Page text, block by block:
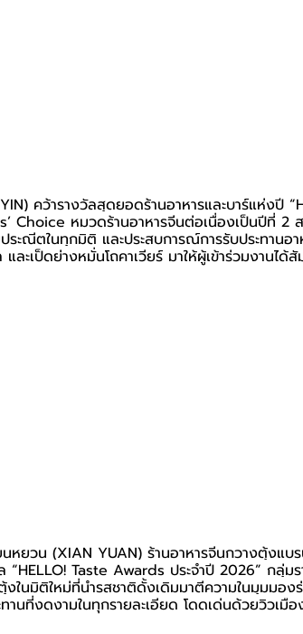
คว้ารางวัลสุดยอดร้านอาหารและบาร์แห่งปี
Choice หมวดร้านอาหารจีนต่อเนื่องเป็นปีที่ 2
ระณีตในทุกมิติ และประสบการณ์การรับประทาน
ละเป็ดย่างหมั่นโถคาเวียร์ มาให้ผู้เข้าร่วมงานไ
หยวน (XIAN YUAN) ร้านอาหารจีนกวางตุ้งแบ
“HELLO! Taste Awards ประจำปี 2026” กลุ่
งในมิติใหม่ที่นำรสชาติดั้งเดิมมาตีความในมุมมอ
านที่งดงามในทุกรายละเอียด โดดเด่นด้วยวิวเ